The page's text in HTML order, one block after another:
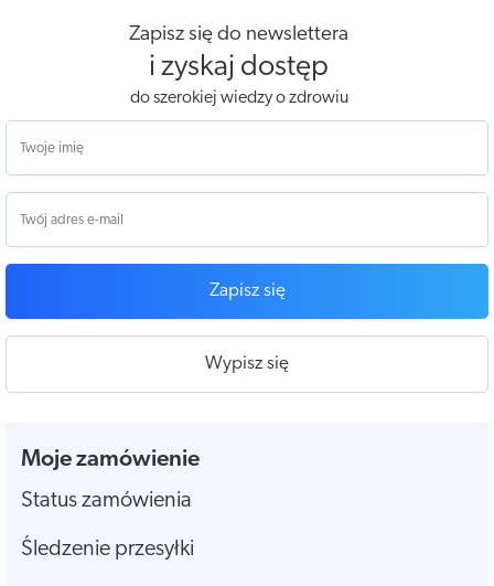
Zapisz się do newslettera
i zyskaj dostęp
do szerokiej wiedzy o zdrowiu
Zapisz się
Wypisz się
Moje zamówienie
Status zamówienia
Śledzenie przesyłki